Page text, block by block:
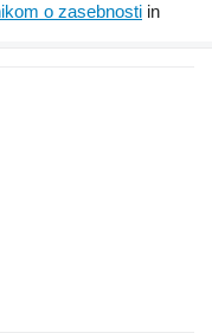
o zasebnosti in